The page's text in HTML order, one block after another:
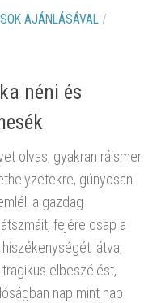
AJÁNLÁSÁVAL /
néni és
olvas, gyakran ráismer
gúnyosan
a gazdag
fejére csap a
látva,
elbeszélést,
nap mint nap